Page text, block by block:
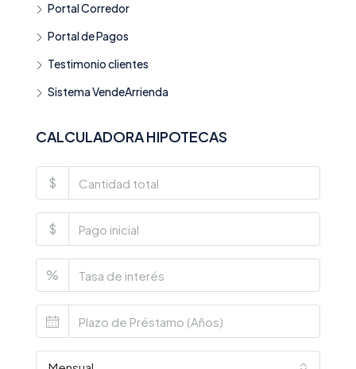
Portal Corredor
Portal de Pagos
Testimonio clientes
Sistema VendeArrienda
CALCULADORA HIPOTECAS
$
$
%